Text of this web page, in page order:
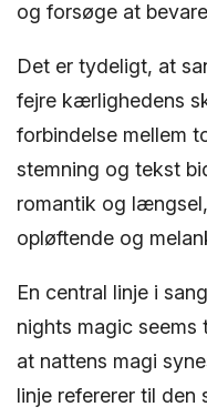
og forsøge at
Det er tydeligt, at
fejre kærlighedens
forbindelse mellem
stemning og tekst
romantik og
opløftende og
En central linje i
nights magic seems
at nattens magi
linje refererer til